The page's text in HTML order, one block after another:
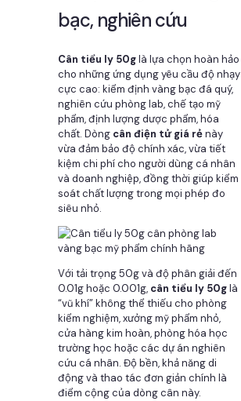
bạc, nghiên cứu
Cân tiểu ly 50glà lựa chọn hoàn hảo
cho những ứng dụng yêu cầu độ nhạy
cực cao: kiểm định vàng bạc đá quý,
nghiên cứu phòng lab, chế tạo mỹ
phẩm, định lượng dược phẩm, hóa
chất. Dòng cân điện tử giá rẻnày
vừa đảm bảo độ chính xác, vừa tiết
kiệm chi phí cho người dùng cá nhân
và doanh nghiệp, đồng thời giúp kiểm
soát chất lượng trong mọi phép đo
siêu nhỏ.
Với tải trọng 50g và độ phân giải đến
0.01g hoặc 0.001g, cân tiểu ly 50glà
“vũ khí” không thể thiếu cho phòng
kiểm nghiệm, xưởng mỹ phẩm nhỏ,
cửa hàng kim hoàn, phòng hóa học
trường học hoặc các dự án nghiên
cứu cá nhân. Độ bền, khả năng di
động và thao tác đơn giản chính là
điểm cộng của dòng cân này.